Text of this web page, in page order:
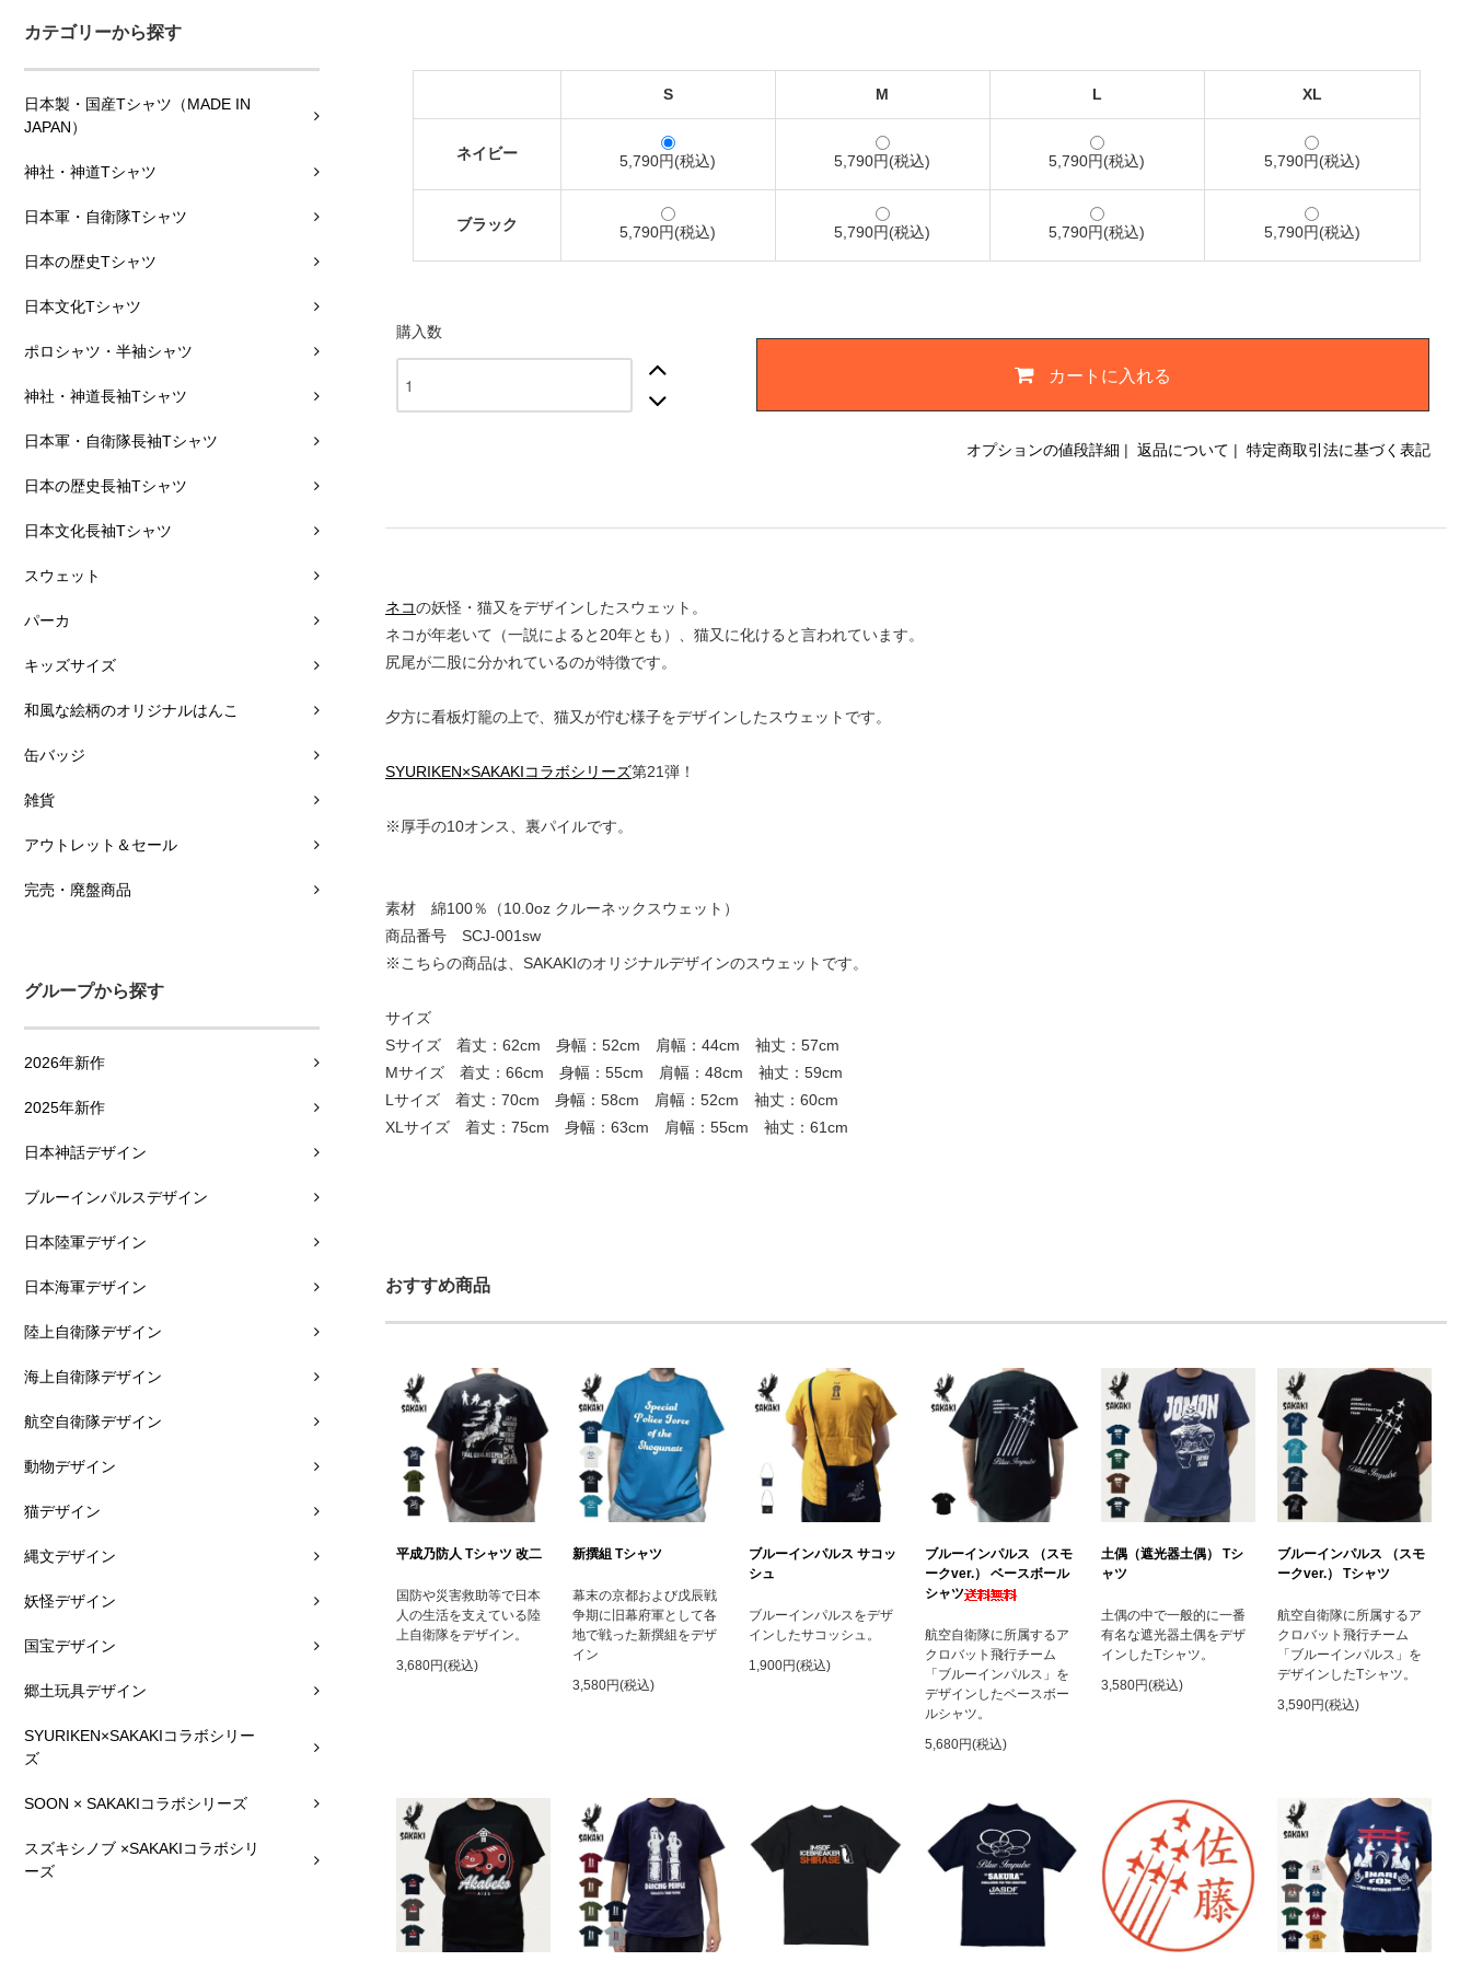
カテゴリーから探す
日本製・国産Tシャツ（MADE IN
JAPAN）
神社・神道Tシャツ
日本軍・自衛隊Tシャツ
日本の歴史Tシャツ
日本文化Tシャツ
ポロシャツ・半袖シャツ
神社・神道長袖Tシャツ
日本軍・自衛隊長袖Tシャツ
日本の歴史長袖Tシャツ
日本文化長袖Tシャツ
スウェット
パーカ
キッズサイズ
和風な絵柄のオリジナルはんこ
缶バッジ
雑貨
アウトレット＆セール
完売・廃盤商品
グループから探す
2026年新作
2025年新作
日本神話デザイン
ブルーインパルスデザイン
日本陸軍デザイン
日本海軍デザイン
陸上自衛隊デザイン
海上自衛隊デザイン
航空自衛隊デザイン
動物デザイン
猫デザイン
縄文デザイン
妖怪デザイン
国宝デザイン
郷土玩具デザイン
SYURIKEN×SAKAKIコラボシリー
ズ
SOON × SAKAKIコラボシリーズ
スズキシノブ ×SAKAKIコラボシリ
ーズ
S M L XL
ネイビー 5,790円(税込) 5,790円(税込) 5,790円(税込) 5,790円(税込)
ブラック 5,790円(税込) 5,790円(税込) 5,790円(税込) 5,790円(税込)
購入数
カートに入れる
オプションの値段詳細 | 返品について | 特定商取引法に基づく表記
ネコの妖怪・猫又をデザインしたスウェット。
ネコが年老いて（一説によると20年とも）、猫又に化けると言われています。
尻尾が二股に分かれているのが特徴です。
夕方に看板灯籠の上で、猫又が佇む様子をデザインしたスウェットです。
SYURIKEN×SAKAKIコラボシリーズ第21弾！
※厚手の10オンス、裏パイルです。
素材 綿100％（10.0oz クルーネックスウェット）
商品番号 SCJ-001sw
※こちらの商品は、SAKAKIのオリジナルデザインのスウェットです。
サイズ
Sサイズ 着丈：62cm 身幅：52cm 肩幅：44cm 袖丈：57cm
Mサイズ 着丈：66cm 身幅：55cm 肩幅：48cm 袖丈：59cm
Lサイズ 着丈：70cm 身幅：58cm 肩幅：52cm 袖丈：60cm
XLサイズ 着丈：75cm 身幅：63cm 肩幅：55cm 袖丈：61cm
おすすめ商品
平成乃防人 Tシャツ 改二
国防や災害救助等で日本
人の生活を支えている陸
上自衛隊をデザイン。
3,680円(税込)
新撰組 Tシャツ
幕末の京都および戊辰戦
争期に旧幕府軍として各
地で戦った新撰組をデザ
イン
3,580円(税込)
ブルーインパルス サコッ
シュ
ブルーインパルスをデザ
インしたサコッシュ。
1,900円(税込)
ブルーインパルス （スモ
ークver.） ベースボール
シャツ
航空自衛隊に所属するア
クロバット飛行チーム
「ブルーインパルス」を
デザインしたベースボー
ルシャツ。
5,680円(税込)
土偶（遮光器土偶） Tシ
ャツ
土偶の中で一般的に一番
有名な遮光器土偶をデザ
インしたTシャツ。
3,580円(税込)
ブルーインパルス （スモ
ークver.） Tシャツ
航空自衛隊に所属するア
クロバット飛行チーム
「ブルーインパルス」を
デザインしたTシャツ。
3,590円(税込)